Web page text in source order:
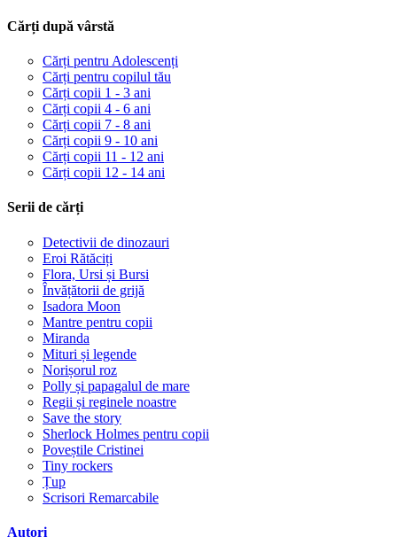
Cărți după vârstă
Cărți pentru Adolescenți
Cărți pentru copilul tău
Cărți copii 1 - 3 ani
Cărți copii 4 - 6 ani
Cărți copii 7 - 8 ani
Cărți copii 9 - 10 ani
Cărți copii 11 - 12 ani
Cărți copii 12 - 14 ani
Serii de cărți
Detectivii de dinozauri
Eroi Rătăciți
Flora, Ursi și Bursi
Învățătorii de grijă
Isadora Moon
Mantre pentru copii
Miranda
Mituri și legende
Norișorul roz
Polly și papagalul de mare
Regii și reginele noastre
Save the story
Sherlock Holmes pentru copii
Poveștile Cristinei
Tiny rockers
Țup
Scrisori Remarcabile
Autori